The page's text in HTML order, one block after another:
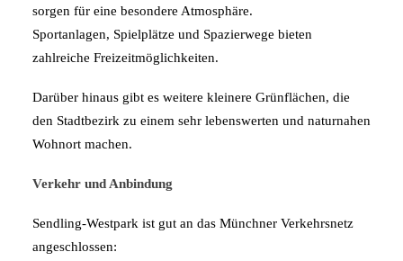
sorgen für eine besondere Atmosphäre.
Sportanlagen, Spielplätze und Spazierwege bieten
zahlreiche Freizeitmöglichkeiten.
Darüber hinaus gibt es weitere kleinere Grünflächen, die
den Stadtbezirk zu einem sehr lebenswerten und naturnahen
Wohnort machen.
Verkehr und Anbindung
Sendling-Westpark ist gut an das Münchner Verkehrsnetz
angeschlossen: